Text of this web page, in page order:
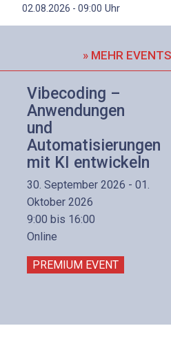
02.08.2026 - 09:00 Uhr
» MEHR EVENTS
Vibecoding –
Anwendungen
und
Automatisierungen
mit KI entwickeln
30. September 2026 - 01.
Oktober 2026
9:00 bis 16:00
Online
PREMIUM EVENT